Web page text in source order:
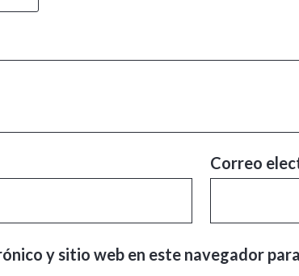
Correo
y sitio web en este navegador